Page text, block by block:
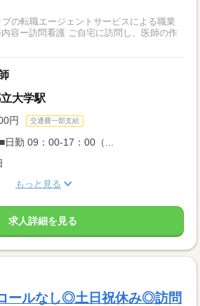
の転職エージェントサービスによる職業
容ー訪問看護 ご自宅に訪問し、医師の作
大学駅
円 交通費一部支給
勤 09：00-17：00（...
もっと見る
求人詳細を見る
ールなし◎土日祝休み◎訪問